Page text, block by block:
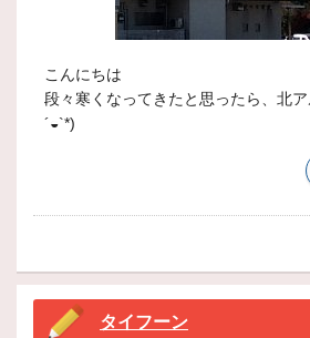
こんにちは
段々寒くなってきたと思ったら、北
´◒`*)
タイフーン